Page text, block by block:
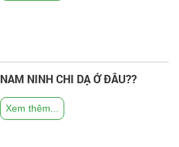
NAM NINH CHI DẠ Ở ĐÂU??
Xem thêm...